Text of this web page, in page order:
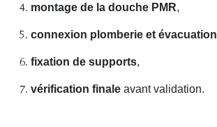
montage de la douche PMR,
connexion plomberie et évacuation
fixation de supports,
vérification finale avant validation.